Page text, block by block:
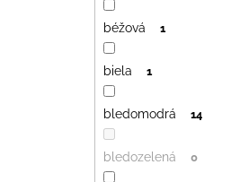
béžová 1
biela 1
bledomodrá 14
bledozelená 0